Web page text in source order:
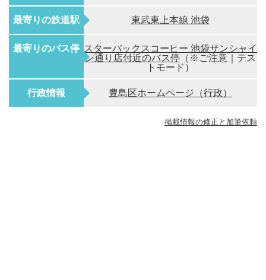
最寄りの鉄道駅 東武東上本線 池袋
最寄りのバス停 スターバックスコーヒー 池袋サンシャイ
ン通り店付近のバス停 （※ご注意｜テス
トモード）
行政情報 豊島区ホームページ（行政）
掲載情報の修正と加筆依頼